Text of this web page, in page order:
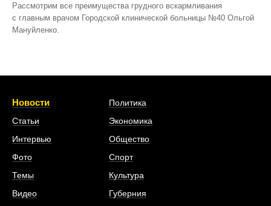
Рассмотрим все преимущества грудного вскармливания
с главным врачом Городской клинической больницы №40 Ольгой
Мануйленко.
Новости
Статьи
Интервью
Фото
Темы
Видео
Политика
Экономика
Общество
Спорт
Культура
Губерния